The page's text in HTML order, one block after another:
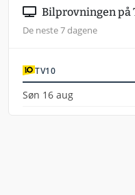
Bilprovningen på
De neste 7 dagene
TV10
Søn 16 aug